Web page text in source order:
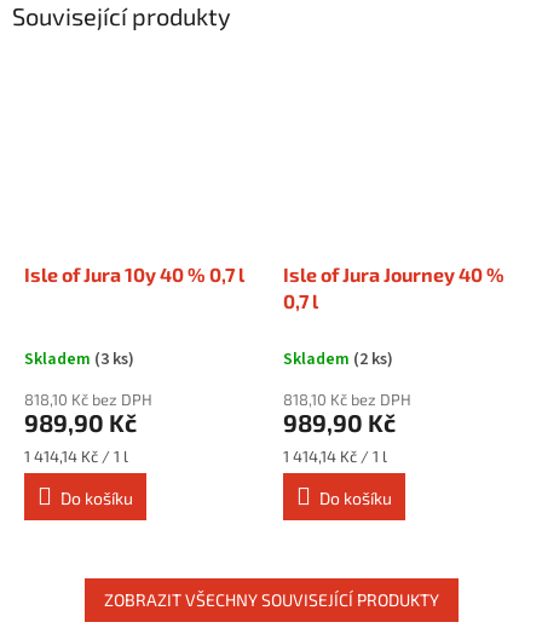
Související produkty
Isle of Jura 10y 40 % 0,7 l
Skladem (3 ks)
818,10 Kč bez DPH
989,90 Kč
Měrná
cena:
1 414,14 Kč / 1 l
Do košíku
Isle of Jura Journey 40 %
0,7 l
Skladem (2 ks)
818,10 Kč bez DPH
989,90 Kč
Měrná
cena:
1 414,14 Kč / 1 l
Do košíku
ZOBRAZIT VŠECHNY SOUVISEJÍCÍ PRODUKTY